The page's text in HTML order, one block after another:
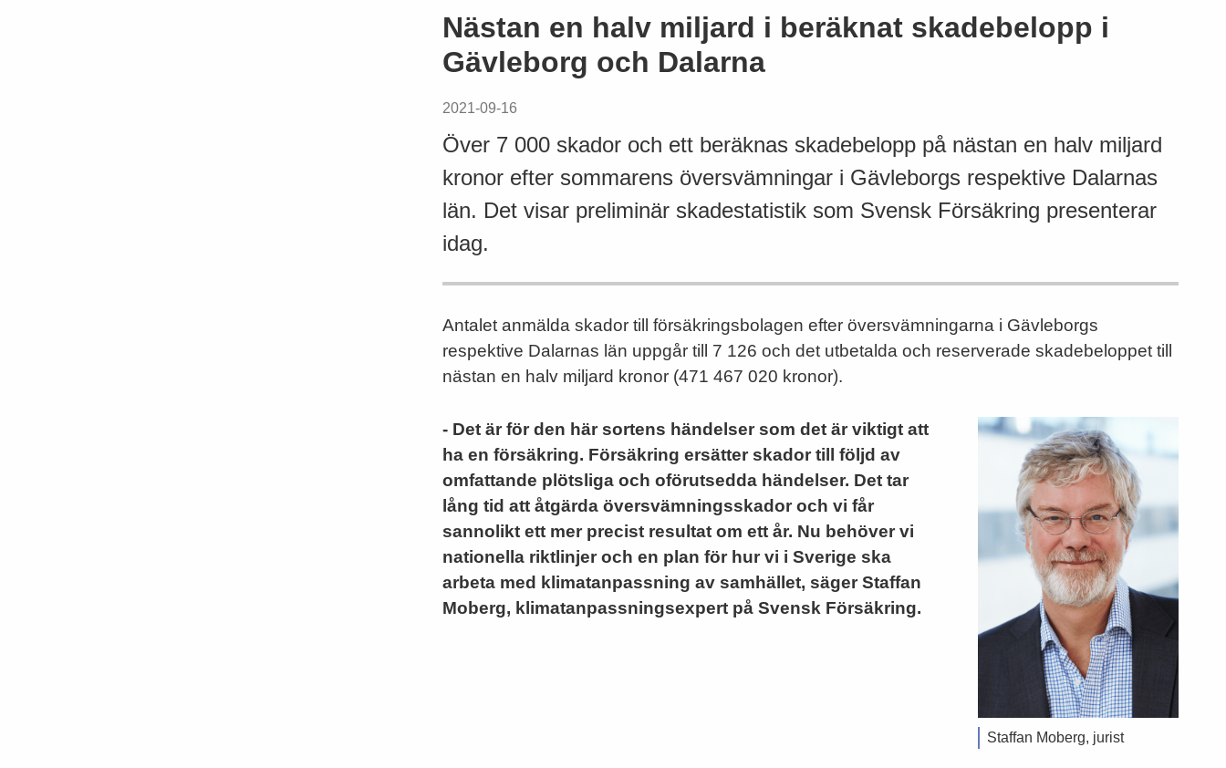
Nästan en halv miljard i beräknat skadebelopp i
Gävleborg och Dalarna
2021-09-16
Över 7 000 skador och ett beräknas skadebelopp på nästan en halv miljard
kronor efter sommarens översvämningar i Gävleborgs respektive Dalarnas
län. Det visar preliminär skadestatistik som Svensk Försäkring presenterar
idag.
Antalet anmälda skador till försäkringsbolagen efter översvämningarna i Gävleborgs
respektive Dalarnas län uppgår till 7 126 och det utbetalda och reserverade skadebeloppet till
nästan en halv miljard kronor (471 467 020 kronor).
Staffan Moberg, jurist
- Det är för den här sortens händelser som det är viktigt att
ha en försäkring. Försäkring ersätter skador till följd av
omfattande plötsliga och oförutsedda händelser. Det tar
lång tid att åtgärda översvämningsskador och vi får
sannolikt ett mer precist resultat om ett år. Nu behöver vi
nationella riktlinjer och en plan för hur vi i Sverige ska
arbeta med klimatanpassning av samhället, säger Staffan
Moberg, klimatanpassningsexpert på Svensk Försäkring.